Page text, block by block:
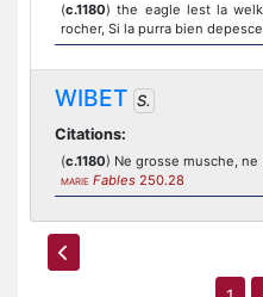
(c.1180) the eagle lest la
rocher, Si la purra bien
WIBET S.
Citations:
(c.1180) Ne grosse musche,
MARIE Fables 250.28